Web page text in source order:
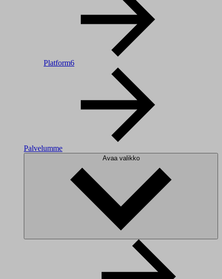
Platform6
Palvelumme
Avaa valikko